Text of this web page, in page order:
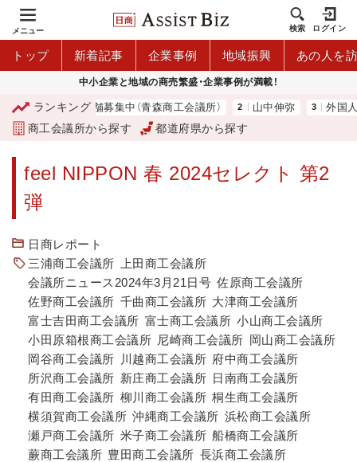
メニュー 検索 ログイン
トップ 新着記事 企業事例 地域振興 あの人を
中小企業と地域の商売繁盛・企業事例が満載！
ランキング
青森商工会議所） 山中伸弥 外国人雇用状況を公表 過去最多
商工会議所から探す 都道府県から探す
feel NIPPON 春 2024セレクト 第2
弾
日商レポート
三浦商工会議所
上田商工会議所
会議所ニュース2024年3月21日号 佐原商工会議所
佐野商工会議所 千曲商工会議所 大津商工会議所
富士吉田商工会議所 富士商工会議所 小山商工会議所
小田原箱根商工会議所 尼崎商工会議所 岡山商工会議所
岡谷商工会議所
川越商工会議所 府中商工会議所
所沢商工会議所 新庄商工会議所 日南商工会議所
有田商工会議所 柳川商工会議所 桐生商工会議所
横須賀商工会議所 沖縄商工会議所 浜松商工会議所
瀬戸商工会議所 米子商工会議所 船橋商工会議所
蕨商工会議所 豊田商工会議所 長浜商工会議所